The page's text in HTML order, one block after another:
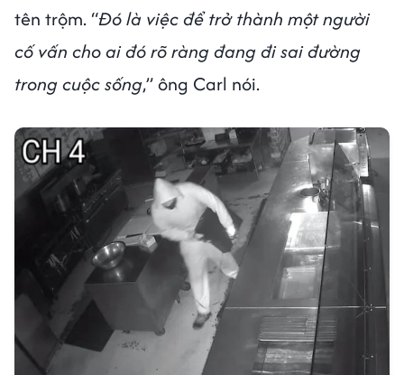
tên trộm. “Đó là việc để trở thành một người
cố vấn cho ai đó rõ ràng đang đi sai đường
trong cuộc sống,” ông Carl nói.